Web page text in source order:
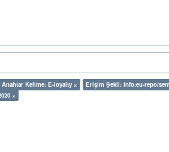
Anahtar Kelime: E-loyalty × Erişim Şekli: info:eu-repo/
×